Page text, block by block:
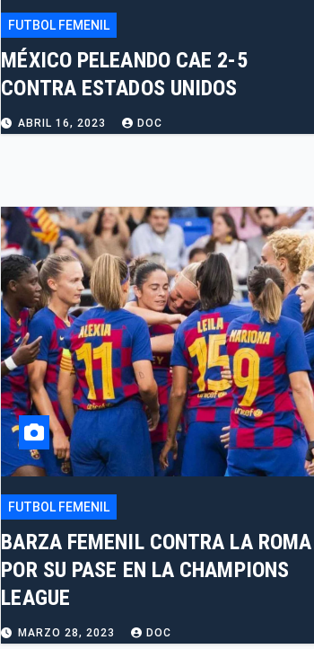
FUTBOL FEMENIL
MÉXICO PELEANDO CAE 2-5
CONTRA ESTADOS UNIDOS
ABRIL 16, 2023 DOC
FUTBOL FEMENIL
BARZA FEMENIL CONTRA LA ROMA
POR SU PASE EN LA CHAMPIONS
LEAGUE
MARZO 28, 2023 DOC